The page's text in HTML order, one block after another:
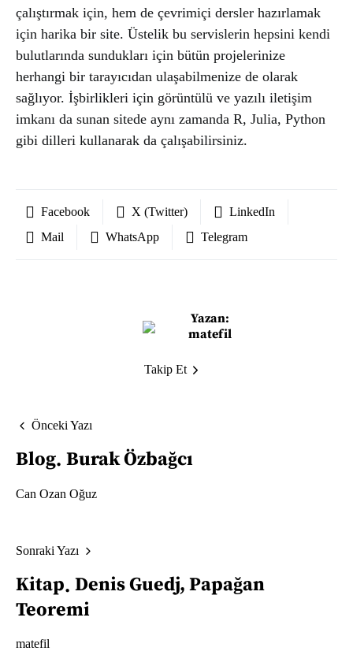
çalıştırmak için, hem de çevrimiçi dersler hazırlamak
için harika bir site. Üstelik bu servislerin hepsini kendi
bulutlarında sundukları için bütün projelerinize
herhangi bir tarayıcıdan ulaşabilmenize de olarak
sağlıyor. İşbirlikleri için görüntülü ve yazılı iletişim
imkanı da sunan sitede aynı zamanda R, Julia, Python
gibi dilleri kullanarak da çalışabilirsiniz.
Facebook X (Twitter)
LinkedIn
Mail
WhatsApp Telegram
Yazan:
matefil
Takip Et
Önceki Yazı
Blog Burak Özbağcı
Can Ozan Oğuz
Sonraki Yazı
Kitap Denis Guedj, Papağan
Teoremi
matefil